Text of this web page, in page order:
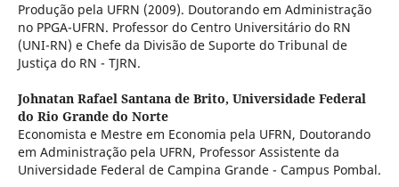
Produção pela UFRN (2009). Doutorando em Administração
no PPGA-UFRN. Professor do Centro Universitário do RN
(UNI-RN) e Chefe da Divisão de Suporte do Tribunal de
Justiça do RN - TJRN.
Johnatan Rafael Santana de Brito, Universidade Federal
do Rio Grande do Norte
Economista e Mestre em Economia pela UFRN, Doutorando
em Administração pela UFRN, Professor Assistente da
Universidade Federal de Campina Grande - Campus Pombal.